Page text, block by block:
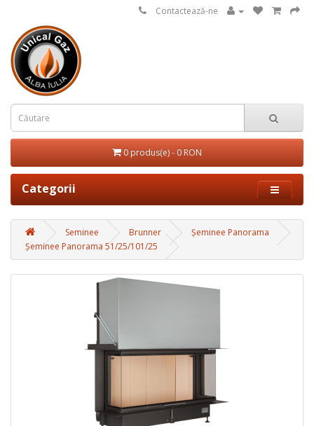
Contactează-ne
0 produs(e) - 0 RON
Categorii
Seminee Brunner
Șeminee Panorama
Șeminee Panorama 51/25/101/25